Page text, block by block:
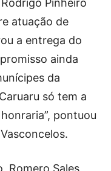
Pinheiro
atuação de
a entrega do
ainda
da
só tem a
pontuou
Romero Sales